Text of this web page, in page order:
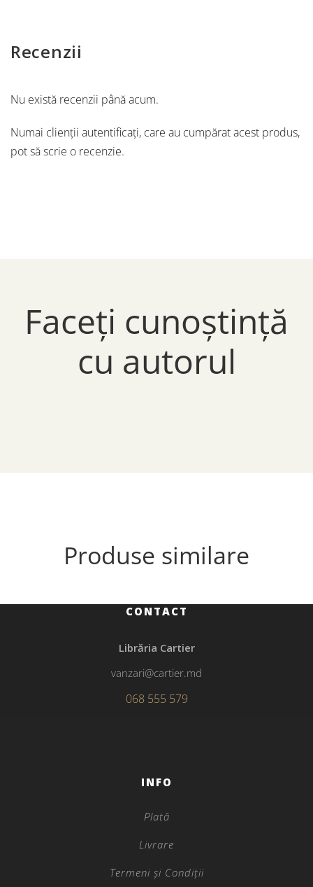
Recenzii
Nu există recenzii până acum.
Numai clienții autentificați, care au cumpărat acest produs,
pot să scrie o recenzie.
Faceți cunoștință
cu autorul
Produse similare
CONTACT
Librăria Cartier
vanzari@cartier.md
068 555 579
INFO
Plată
Livrare
Termeni și Condiții